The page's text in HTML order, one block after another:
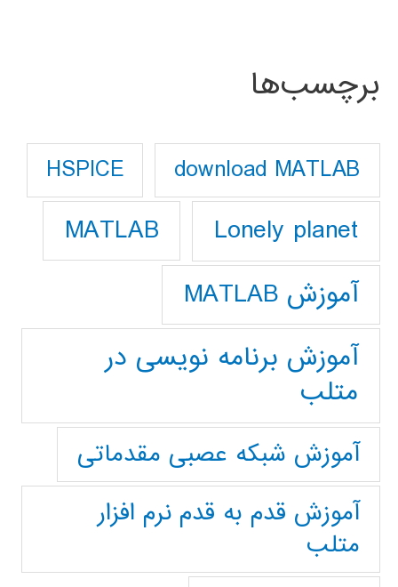
برچسب‌ها
download MATLAB
HSPICE
Lonely planet
MATLAB
آموزش MATLAB
آموزش برنامه نویسی در
متلب
آموزش شبکه عصبی مقدماتی
آموزش قدم به قدم نرم افزار
متلب